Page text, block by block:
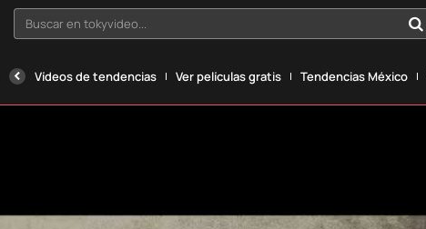
Buscar en tokyvideo...
Vídeos de tendencias Ver películas gratis Tendencias México